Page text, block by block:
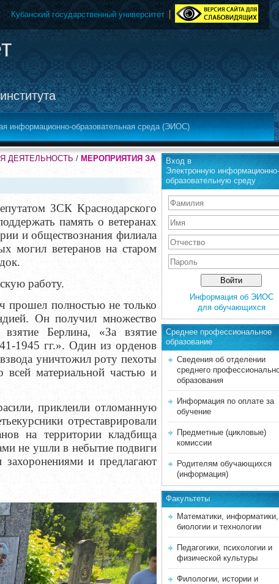
Кубанский государственный университет
информационно-образовательная среда (ЭИОС)
ДЕЯТЕЛЬНОСТЬ / МЕРОПРИЯТИЯ ЗА
ЗСК Краснодарского
память о ветеранах
и обществознания филиала
могил ветеранов на старом
работу.
прошел полностью не только
Он получил множество
Берлина, «За взятие
1945 гг.». Один из орденов
уничтожил роту пехоты
всей материальной частью и
приклеили отломанную
отреставрировали
на территории кладбища
не ушли в небытие подвиги
и предлагают
Вход в
Электронную информационно-
образовательную среду
Информация об ЭИОС
для обучающихся
Среднее професcиональное
образование
Сведения об отделении
среднего
образования
Информация по оплате за
обучение
Предметные (цикловые)
комиссии
Родителям обучающихся
(информация)
Факультеты
Математики, информатики,
биологии и технологии
Педагогики, психологии и
физической культуры
Филологии, истории и